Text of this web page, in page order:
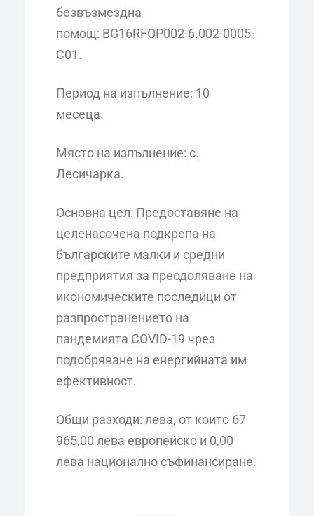
безвъзмездна
помощ: BG16RFOP002-6.002-0005-
C01.
Период на изпълнение: 10
месеца.
Място на изпълнение: с.
Лесичарка.
Основна цел: Предоставяне на
целенасочена подкрепа на
българските малки и средни
предприятия за преодоляване на
икономическите последици от
разпространението на
пандемията COVID-19 чрез
подобряване на енергийната им
ефективност.
Общи разходи: лева, от които 67
965,00 лева европейско и 0,00
лева национално съфинансиране.